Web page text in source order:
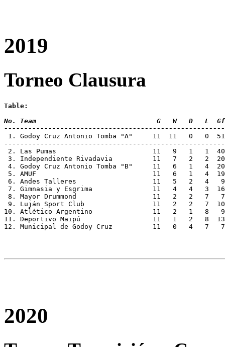
2019
Torneo Clausura
Table:
No. Team 			      G   W   D
1. Godoy Cruz Antonio Tomba "A"     11  11   0   0
2. Las Pumas			     11   9   1
3. Independiente Rivadavia	     11   7
4. Godoy Cruz Antonio Tomba "B"     11   6   1   4
5. AMUF			     11   6   1   4
6. Andes Talleres		     11   5   2
7. Gimnasia y Esgrima		     11   4
8. Mayor Drummond		     11   2
9. Luján Sport Club		     11   2   2
10. Atlético Argentino		     11   2
11. Deportivo Maipú		     11   1   2
12. Municipal de Godoy Cruz	     11   0
2020